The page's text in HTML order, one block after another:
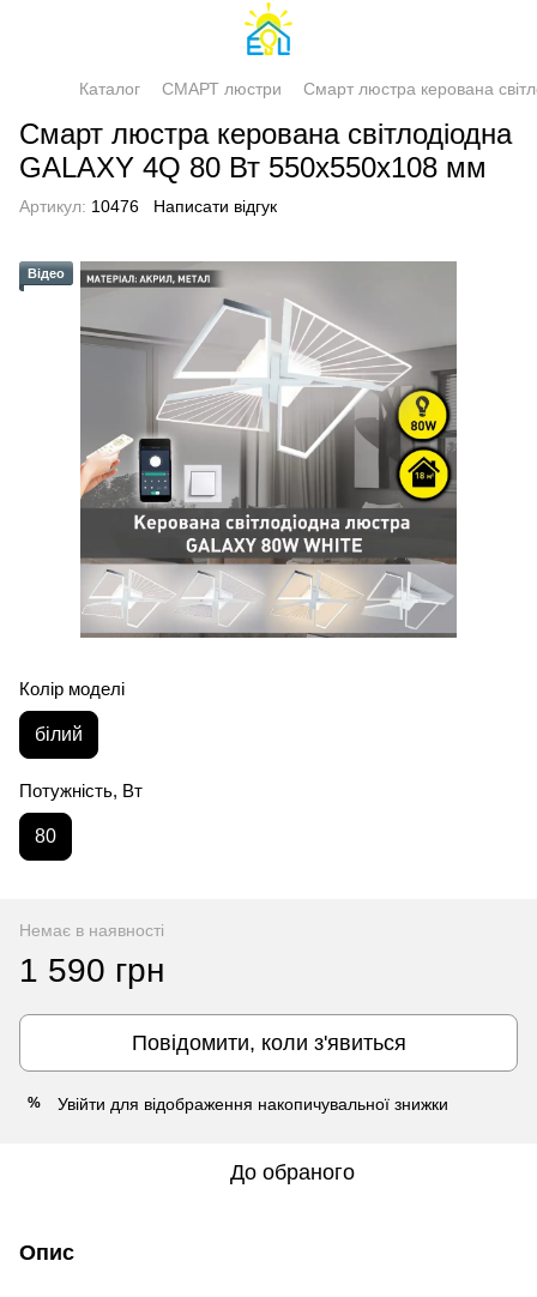
Каталог СМАРТ люстри Смарт люстра керована
Смарт люстра керована світлодіодна
GALAXY 4Q 80 Вт 550x550x108 мм
Артикул: 10476 Написати відгук
Відео
Колір моделі
білий
Потужність, Вт
80
Немає в наявності
1 590 грн
Повідомити, коли з'явиться
% Увійти для відображення накопичувальної знижки
До обраного
Опис